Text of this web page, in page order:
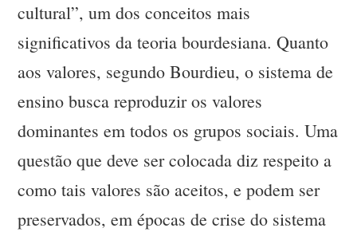
cultural”, um dos conceitos mais
significativos da teoria bourdesiana. Quanto
aos valores, segundo Bourdieu, o sistema de
ensino busca reproduzir os valores
dominantes em todos os grupos sociais. Uma
questão que deve ser colocada diz respeito a
como tais valores são aceitos, e podem ser
preservados, em épocas de crise do sistema